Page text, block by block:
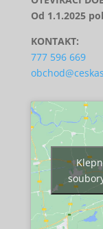
Od 1.1.2025
KONTAKT:
777 596 669